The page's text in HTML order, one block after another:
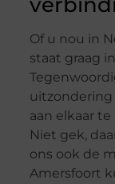
Of u nou in
staat graag
uitzondering
aan elkaar
Niet gek,
ons ook de
Amersfoort